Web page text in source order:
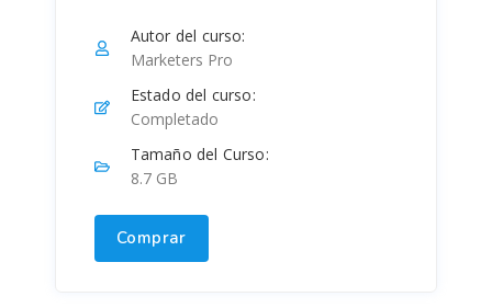
Autor del curso:
Marketers Pro
Estado del curso:
Completado
Tamaño del Curso:
8.7 GB
Comprar